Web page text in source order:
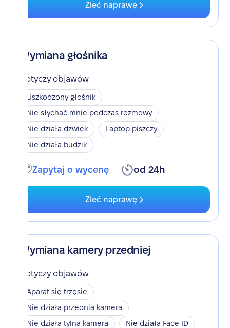
Zleć naprawę
Wymiana głośnika
Dotyczy objawów
Uszkodzony głośnik
Nie słychać mnie podczas rozmowy
Nie działa dzwięk
Laptop piszczy
Nie działa budzik
Zapytaj o wycenę od 24h
Zleć naprawę
Wymiana kamery przedniej
Dotyczy objawów
Aparat się trzęsie
Nie działa przednia kamera
Nie działa tylna kamera
Nie działa Face ID